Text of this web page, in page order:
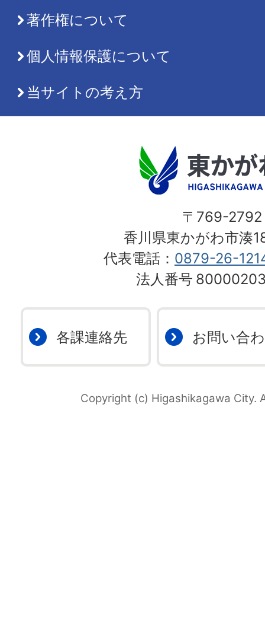
著作権について
個人情報保護について
当サイトの考え方
〒769-2792
香川県東かがわ市湊
代表電話： 0879-26-
法人番号
各課連絡先 お問い合
Copyright (c) Higashikagawa City.